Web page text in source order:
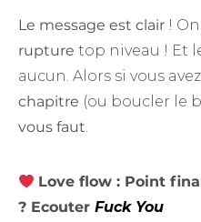
Le message est clair !
rupture top niveau ! Et
aucun. Alors si vous
chapitre (ou boucler le
vous faut.
Love flow : Point
? Ecouter Fuck You